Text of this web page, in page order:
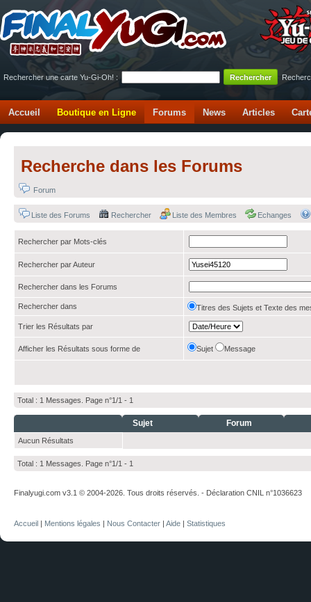
Rechercher une carte Yu-Gi-Oh! :
Accueil Boutique en Ligne Forums News Articles
Recherche dans les Forums
Forum
Liste des Forums Rechercher Liste des Membres Echanges
Rechercher par Mots-clés
Rechercher par Auteur
Rechercher dans les Forums
Rechercher dans Titres des Sujets et Texte des
Trier les Résultats par
Afficher les Résultats sous forme de Sujet Message
Total : 1 Messages. Page n°1/1 - 1
Sujet Forum
Aucun Résultats
Total : 1 Messages. Page n°1/1 - 1
Finalyugi.com v3.1 © 2004-2026. Tous droits réservés. - Déclaration CNIL n°1036623
Accueil | Mentions légales | Nous Contacter | Aide | Statistiques